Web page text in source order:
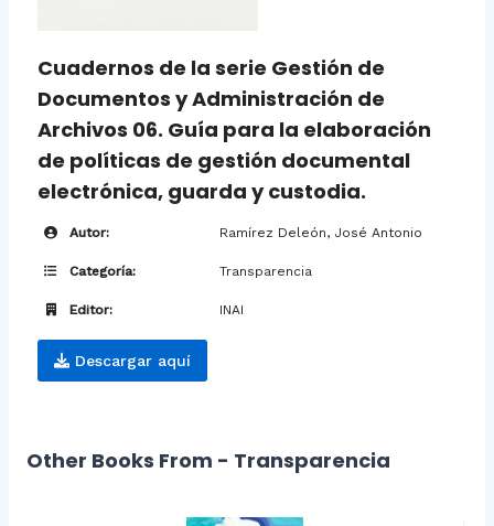
Cuadernos de la serie Gestión de
Documentos y Administración de
Archivos 06. Guía para la elaboración
de políticas de gestión documental
electrónica, guarda y custodia.
Autor: Ramírez Deleón, José Antonio
Categoría: Transparencia
Editor: INAI
Descargar aquí
Other Books From - Transparencia